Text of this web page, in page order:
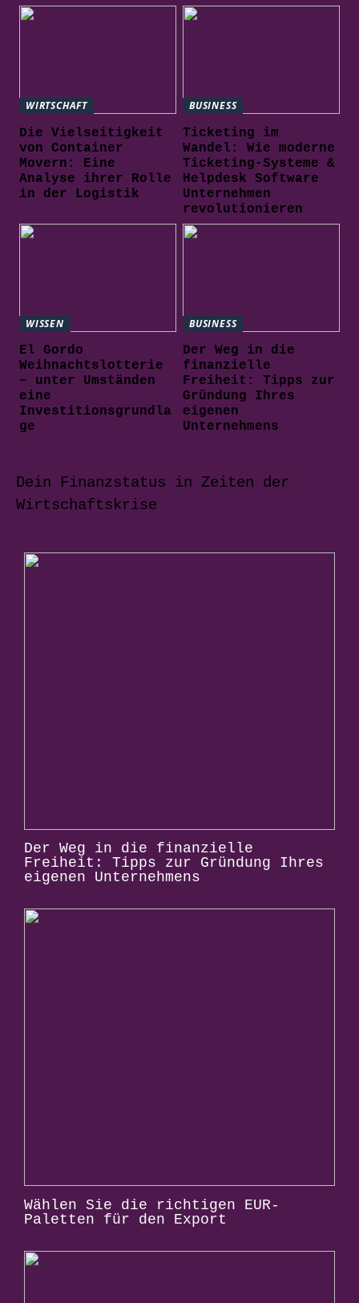
WIRTSCHAFT
Die Vielseitigkeit
von Container
Movern: Eine
Analyse ihrer Rolle
in der Logistik
BUSINESS
Ticketing im
Wandel: Wie moderne
Ticketing-Systeme &
Helpdesk Software
Unternehmen
revolutionieren
WISSEN
El Gordo
Weihnachtslotterie
– unter Umständen
eine
Investitionsgrundla
ge
BUSINESS
Der Weg in die
finanzielle
Freiheit: Tipps zur
Gründung Ihres
eigenen
Unternehmens
Dein Finanzstatus in Zeiten der
Wirtschaftskrise
Der Weg in die finanzielle
Freiheit: Tipps zur Gründung Ihres
eigenen Unternehmens
Wählen Sie die richtigen EUR-
Paletten für den Export